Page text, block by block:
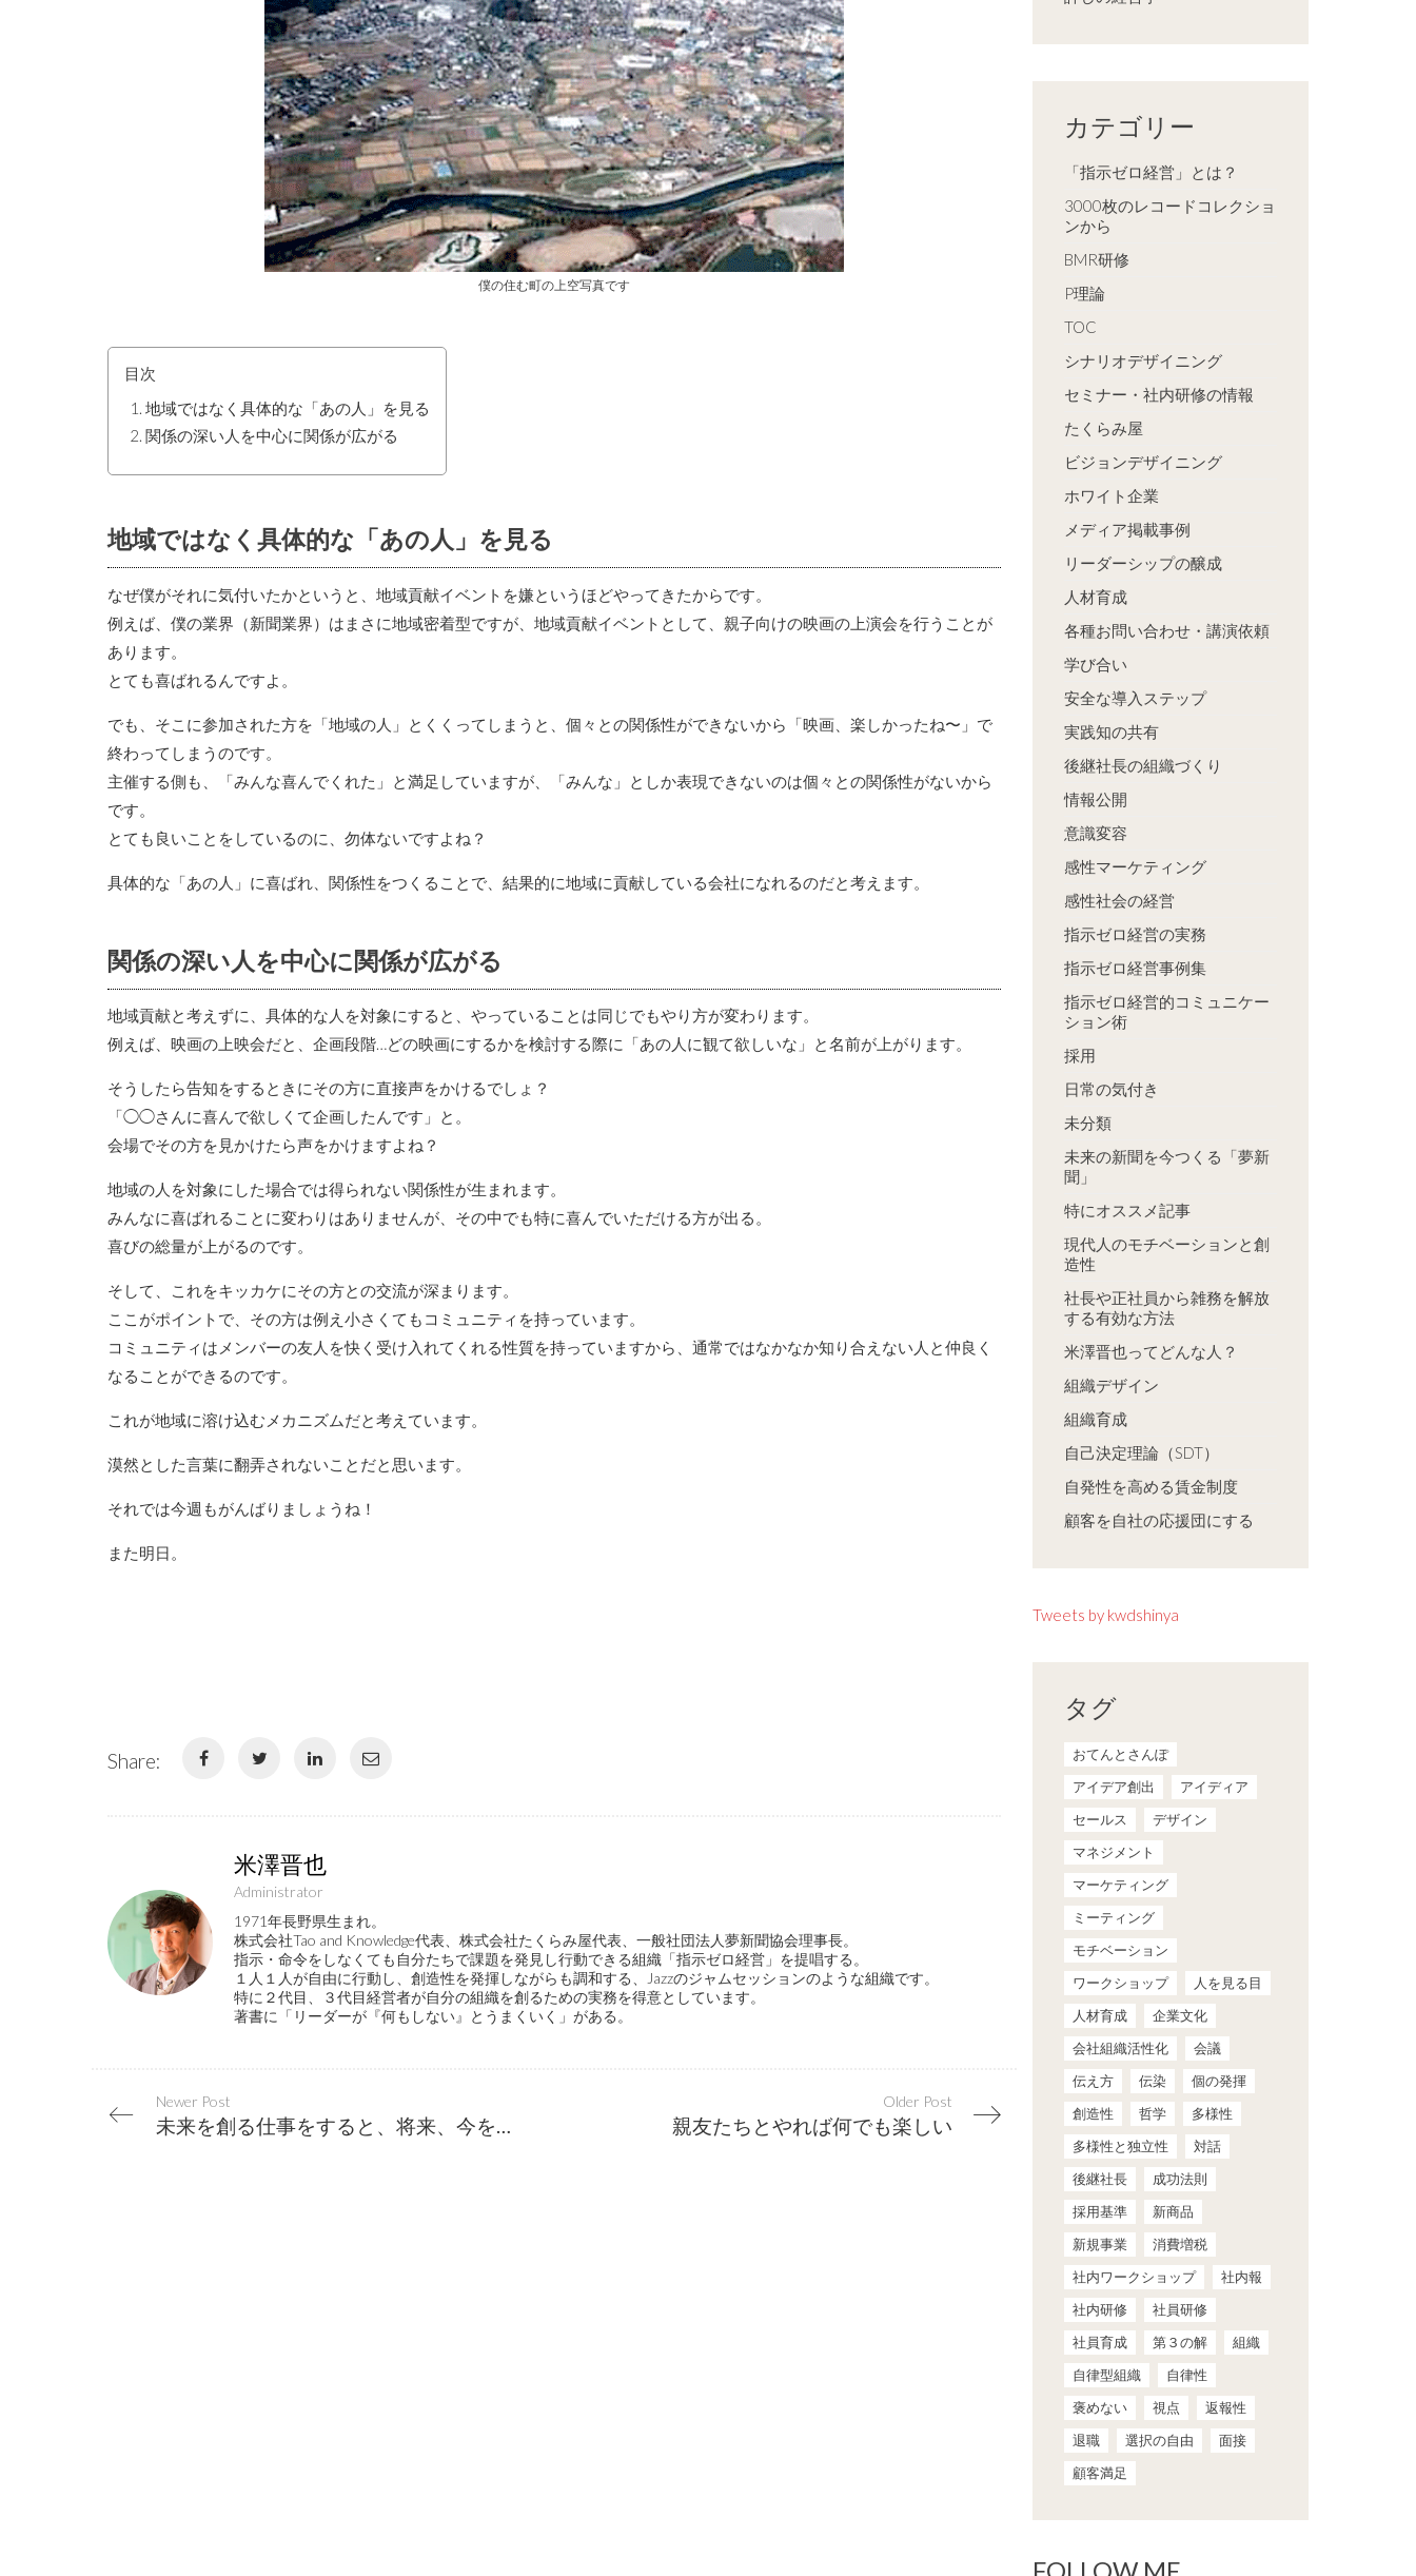
僕の住む町の上空写真です
目次
地域ではなく具体的な「あの人」を見る
関係の深い人を中心に関係が広がる
地域ではなく具体的な「あの人」を見る
なぜ僕がそれに気付いたかというと、地域貢献イベントを嫌というほどやってきたからです。
例えば、僕の業界（新聞業界）はまさに地域密着型ですが、地域貢献イベントとして、親子向けの映画の上演会を行うことが
あります。
とても喜ばれるんですよ。
でも、そこに参加された方を「地域の人」とくくってしまうと、個々との関係性ができないから「映画、楽しかったね〜」で
終わってしまうのです。
主催する側も、「みんな喜んでくれた」と満足していますが、「みんな」としか表現できないのは個々との関係性がないから
です。
とても良いことをしているのに、勿体ないですよね？
具体的な「あの人」に喜ばれ、関係性をつくることで、結果的に地域に貢献している会社になれるのだと考えます。
関係の深い人を中心に関係が広がる
地域貢献と考えずに、具体的な人を対象にすると、やっていることは同じでもやり方が変わります。
例えば、映画の上映会だと、企画段階…どの映画にするかを検討する際に「あの人に観て欲しいな」と名前が上がります。
そうしたら告知をするときにその方に直接声をかけるでしょ？
「◯◯さんに喜んで欲しくて企画したんです」と。
会場でその方を見かけたら声をかけますよね？
地域の人を対象にした場合では得られない関係性が生まれます。
みんなに喜ばれることに変わりはありませんが、その中でも特に喜んでいただける方が出る。
喜びの総量が上がるのです。
そして、これをキッカケにその方との交流が深まります。
ここがポイントで、その方は例え小さくてもコミュニティを持っています。
コミュニティはメンバーの友人を快く受け入れてくれる性質を持っていますから、通常ではなかなか知り合えない人と仲良く
なることができるのです。
これが地域に溶け込むメカニズムだと考えています。
漠然とした言葉に翻弄されないことだと思います。
それでは今週もがんばりましょうね！
また明日。
Share:
米澤晋也
Administrator
1971年長野県生まれ。
株式会社Tao and Knowledge代表、株式会社たくらみ屋代表、一般社団法人夢新聞協会理事長。
指示・命令をしなくても自分たちで課題を発見し行動できる組織「指示ゼロ経営」を提唱する。
１人１人が自由に行動し、創造性を発揮しながらも調和する、Jazzのジャムセッションのような組織です。
特に２代目、３代目経営者が自分の組織を創るための実務を得意としています。
著書に「リーダーが『何もしない』とうまくいく」がある。
Newer Post Older Post
親友たちとやれば何でも楽しい
カテゴリー
「指示ゼロ経営」とは？
3000枚のレコードコレクショ
ンから
BMR研修
P理論
TOC
シナリオデザイニング
セミナー・社内研修の情報
たくらみ屋
ビジョンデザイニング
ホワイト企業
メディア掲載事例
リーダーシップの醸成
人材育成
各種お問い合わせ・講演依頼
学び合い
安全な導入ステップ
実践知の共有
後継社長の組織づくり
情報公開
意識変容
感性マーケティング
感性社会の経営
指示ゼロ経営の実務
指示ゼロ経営事例集
指示ゼロ経営的コミュニケー
ション術
採用
日常の気付き
未分類
未来の新聞を今つくる「夢新
聞」
特にオススメ記事
現代人のモチベーションと創
造性
社長や正社員から雑務を解放
する有効な方法
米澤晋也ってどんな人？
組織デザイン
組織育成
自己決定理論（SDT）
自発性を高める賃金制度
顧客を自社の応援団にする
Tweets by kwdshinya
タグ
おてんとさんぽ
アイデア創出
アイディア
セールス
デザイン
マネジメント
マーケティング
ミーティング
モチベーション
ワークショップ
人を見る目
人材育成
企業文化
会社組織活性化
会議
伝え方
伝染
個の発揮
創造性
哲学
多様性
多様性と独立性
対話
後継社長
成功法則
採用基準
新商品
新規事業
消費増税
社内ワークショップ
社内報
社内研修
社員研修
社員育成
第３の解
組織
自律型組織
自律性
褒めない
視点
返報性
退職
選択の自由
面接
顧客満足
FOLLOW ME